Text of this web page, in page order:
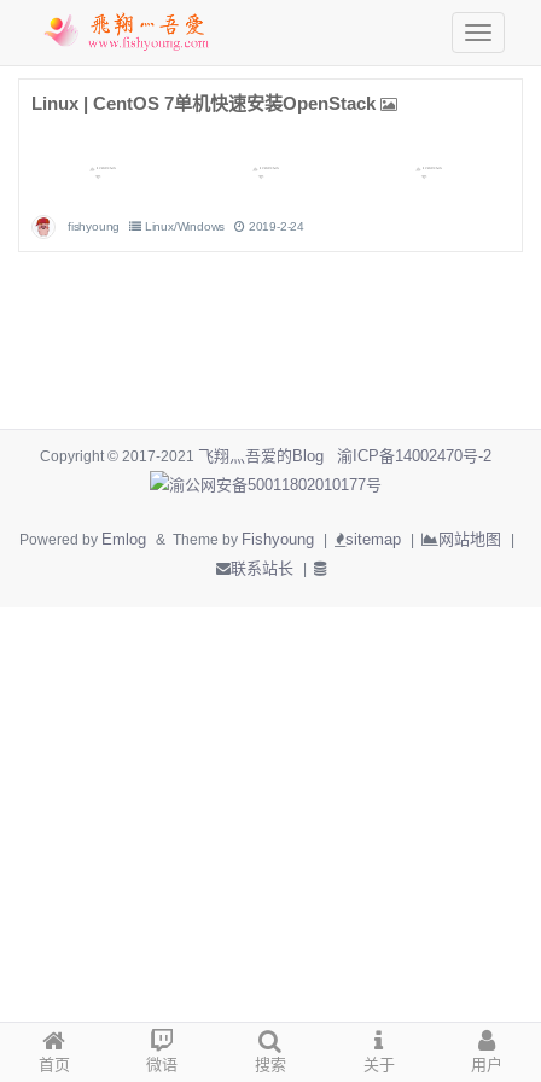
Linux | CentOS 7单机快速安装OpenStack
fishyoung Linux/Windows 2019-2-24
首页 微语 搜索 关于 用户
Copyright © 2017-2021 飞翔灬吾爱的Blog
渝ICP备14002470号-2
渝公网安备50011802010177号
Powered by Emlog & Theme by Fishyoung sitemap 网站地图
联系站长